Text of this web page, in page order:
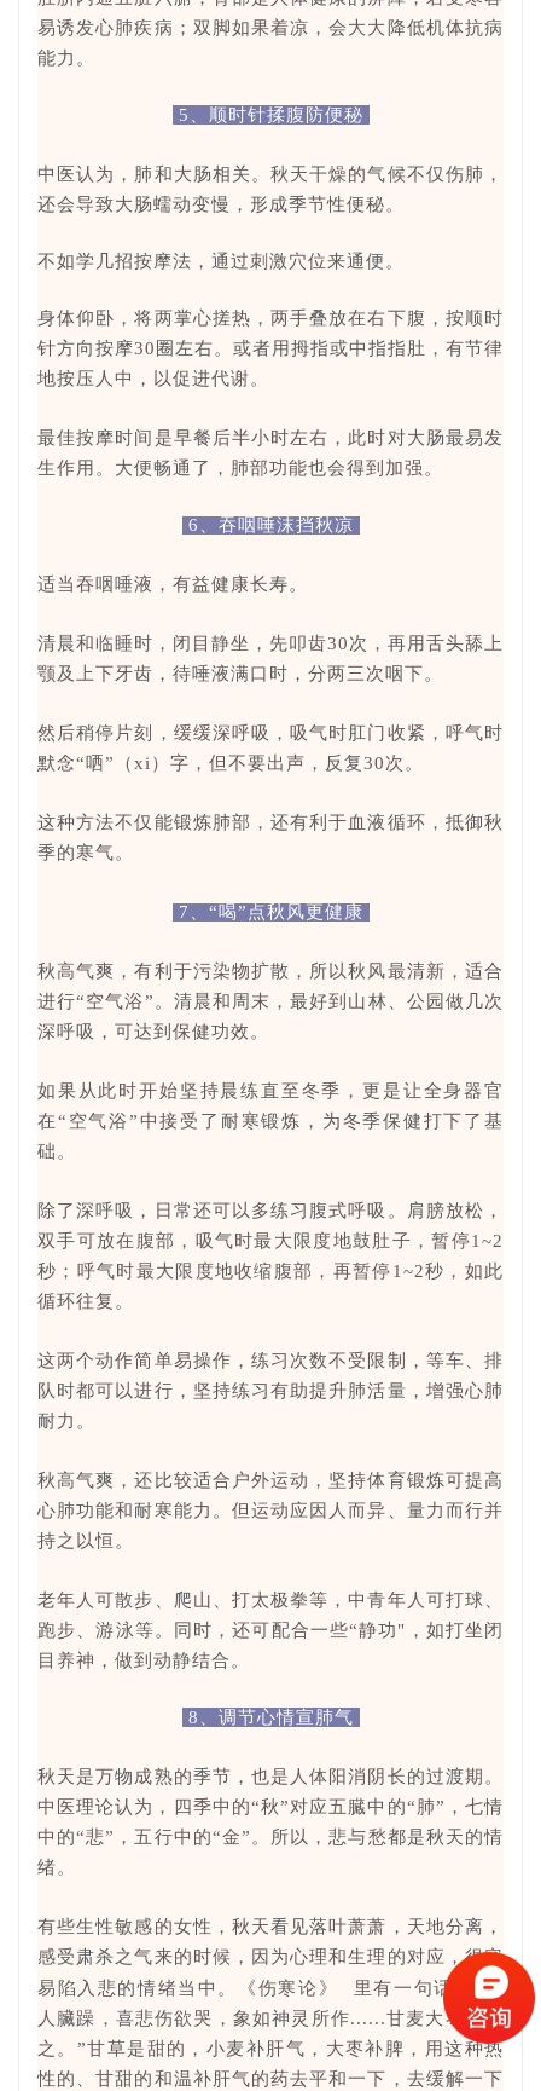
易诱发心肺疾病；双脚如果着凉，会大大降低机体抗病
能力。
5、顺时针揉腹防便秘
中医认为，肺和大肠相关。秋天干燥的气候不仅伤肺，
还会导致大肠蠕动变慢，形成季节性便秘。
不如学几招按摩法，通过刺激穴位来通便。
身体仰卧，将两掌心搓热，两手叠放在右下腹，按顺时
针方向按摩30圈左右。 或者用拇指或中指指肚，有节律
地按压人中，以促进代谢。
最佳按摩时间是早餐后半小时左右，此时对大肠最易发
生作用。大便畅通了，肺部功能也会得到加强。
6、 吞咽唾沫挡秋凉
适当吞咽唾液，有益健康长寿。
清晨和临睡时，闭目静坐，先叩齿30次，再用舌头舔上
颚及上下牙齿，待唾液满口时，分两三次咽下。
然后稍停片刻，缓缓深呼吸，吸气时肛门收紧，呼气时
默念“哂”（xi）字，但不要出声，反复30次。
这种方法不仅能锻炼肺部，还有利于血液循环，抵御秋
季的寒气。
7、 “喝”点秋风更健康
秋高气爽，有利于污染物扩散，所以秋风最清新，适合
进行“空气浴”。 清晨和周末，最好到山林、公园做几次
深呼吸，可达到保健功效。
如果从此时开始坚持晨练直至冬季，更是让全身器官
在“空气浴”中接受了耐寒锻炼，为冬季保健打下了基
础。
除了深呼吸，日常还可以多练习腹式呼吸。
肩膀放松，
双手可放在腹部，吸气时最大限度地鼓肚子，暂停1~2
秒；呼气时最大限度地收缩腹部，再暂停1~2秒，如此
循环往复。
这两个动作简单易操作，练习次数不受限制，等车、排
队时都可以进行，坚持练习有助提升肺活量，增强心肺
耐力。
秋高气爽，还比较适合户外运动，坚持体育锻炼可提高
心肺功能和耐寒能力。但运动应因人而异、量力而行并
持之以恒。
老年人可散步、爬山、打太极拳等，中青年人可打球、
跑步、游泳等。同时，还可配合一些“静功"，如打坐闭
目养神，做到动静结合。
8、调节心情宣肺气
秋天是万物成熟的季节，也是人体阳消阴长的过渡期。
中医理论认为，四季中的“秋”对应五臓中的“肺”，七情
中的“悲”，五行中的“金”。所以，悲与愁都是秋天的情
绪。
有些生性敏感的女性，秋天看见落叶萧萧，天地分离，
感受肃杀之气来的时候，因为心理和生理的对应，很容
易陷入悲的情绪当中。
《伤寒论》
里有一句话叫“妇
人臟躁，喜悲伤欲哭，象如神灵所作......甘麦大枣汤主
之。”甘草是甜的，小麦补肝气，大枣补脾，用这种热
性的、甘甜的和温补肝气的药去平和一下，去缓解一下